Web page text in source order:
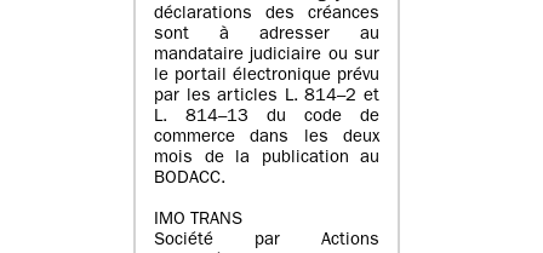
déclarations des créances
sont à adresser au
mandataire judiciaire ou sur
le portail électronique prévu
par les articles L. 814–2 et
L. 814–13 du code de
commerce dans les deux
mois de la publication au
BODACC.
IMO TRANS
Société par Actions